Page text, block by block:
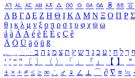
ㅺ ㅻ ㅼ ㅽ ㅾ ㅿ ㆀ ㆁ ㆂ ㆃ ㆄ ㆅ ㆆ
Α Β ΓΔ Ε Ζ Η Θ Ι ΚΛ Μ Ν Ξ Ο Π Ρ Σ
θ ι κ λ μ ν ξ ο π ρ σ τ υ φ χ ψ ω
á à Á À é è É È ç Ç ê
Ä Ö Ü ä ö ü ß
ִֶֹ ֻּ ׁׂ ף ך ל ח י ע כ ג ד ש ץ ת צ מ נ ה ב
‘ ’ “ ” 〔 〕 〈 〉 「 」 『 』 【 】 ＂
± × ÷ ≠ ≤ ≥ ∞ ∴ ♂ ♀ ∠ ⊥ ⌒ ∂ ∇ ≡ ≒